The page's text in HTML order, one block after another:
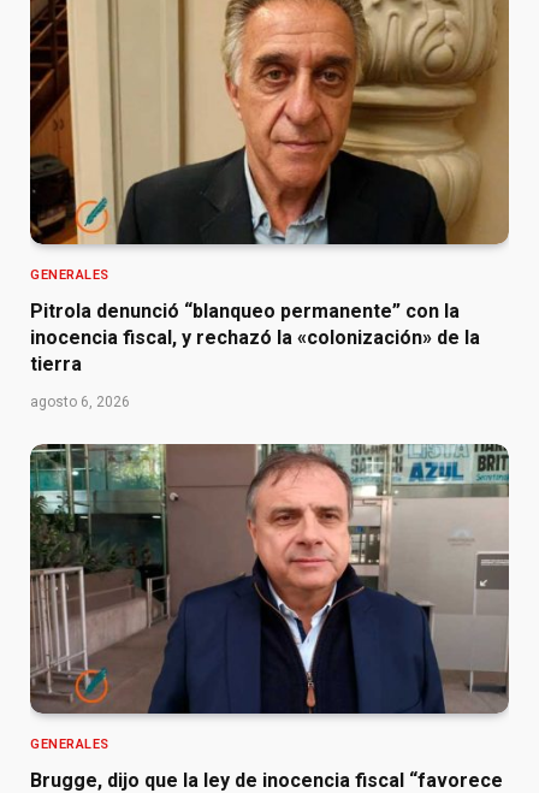
GENERALES
Pitrola denunció “blanqueo permanente” con la
inocencia fiscal, y rechazó la «colonización» de la
tierra
agosto 6, 2026
GENERALES
Brugge, dijo que la ley de inocencia fiscal “favorece